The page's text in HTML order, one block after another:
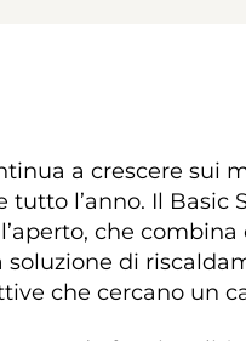
a crescere sui
l’anno. Il Basic
che
di
che cercano un